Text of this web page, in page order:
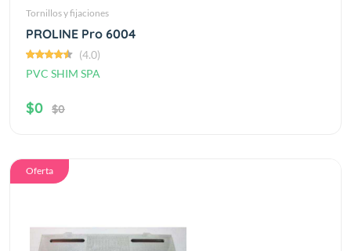
Tornillos y fijaciones
PROLINE Pro 6004
(4.0)
PVC SHIM SPA
$0 $0
Oferta